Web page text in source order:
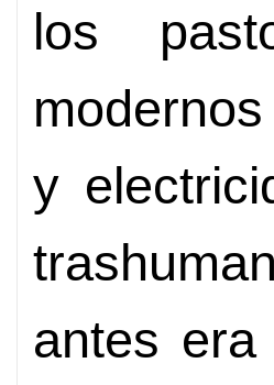
los
y
antes